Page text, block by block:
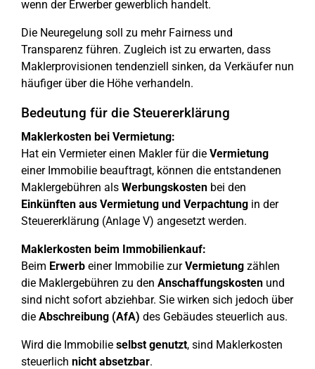
wenn der Erwerber gewerblich handelt.
Die Neuregelung soll zu mehr Fairness und
Transparenz führen. Zugleich ist zu erwarten, dass
Maklerprovisionen tendenziell sinken, da Verkäufer nun
häufiger über die Höhe verhandeln.
Bedeutung für die Steuererklärung
Maklerkosten bei Vermietung:
Hat ein Vermieter einen Makler für die Vermietung
einer Immobilie beauftragt, können die entstandenen
Maklergebühren als Werbungskosten bei den
Einkünften aus Vermietung und Verpachtung in der
Steuererklärung (Anlage V) angesetzt werden.
Maklerkosten beim Immobilienkauf:
Beim Erwerb einer Immobilie zurVermietung zählen
die Maklergebühren zu den Anschaffungskosten und
sind nicht sofort abziehbar. Sie wirken sich jedoch über
die Abschreibung (AfA) des Gebäudes steuerlich aus.
Wird die Immobilie selbst genutzt, sind Maklerkosten
steuerlich nicht absetzbar.